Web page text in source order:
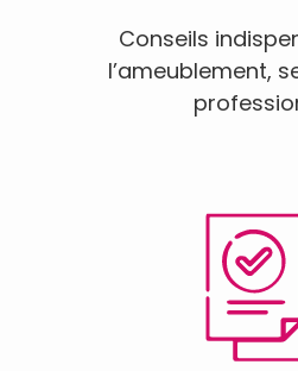
Conseils
l’ameublement,